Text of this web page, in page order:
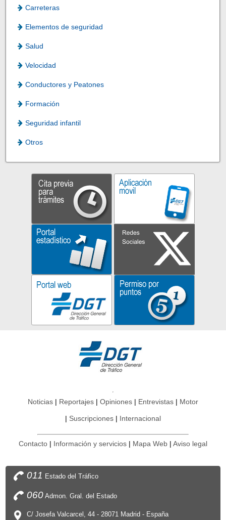
Carreteras
Elementos de seguridad
Salud
Velocidad
Conductores y Peatones
Formación
Seguridad infantil
Otros
Noticias Reportajes Opiniones Entrevistas Motor
Suscripciones Internacional
Contacto Información y servicios Mapa Web Aviso legal
011 Estado del Tráfico
060Admon. Gral. del Estado
C/ Josefa Valcarcel, 44 - 28071 Madrid - España